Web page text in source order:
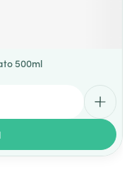
500ml